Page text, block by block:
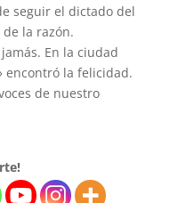
seguir el dictado del
la razón.
En la ciudad
encontró la felicidad.
de nuestro